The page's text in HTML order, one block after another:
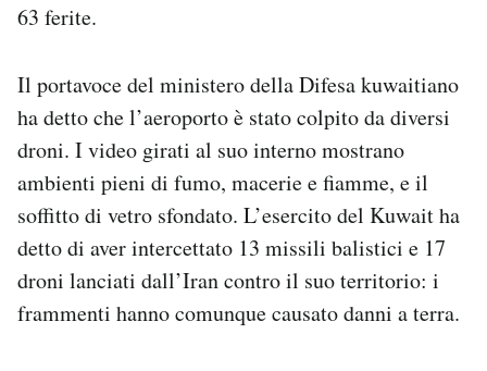
63 ferite.
Il portavoce del ministero della Difesa kuwaitiano
ha detto che l’aeroporto è stato colpito da diversi
droni. I video girati al suo interno mostrano
ambienti pieni di fumo, macerie e fiamme, e il
soffitto di vetro sfondato. L’esercito del Kuwait ha
detto di aver intercettato 13 missili balistici e 17
droni lanciati dall’Iran contro il suo territorio: i
frammenti hanno comunque causato danni a terra.